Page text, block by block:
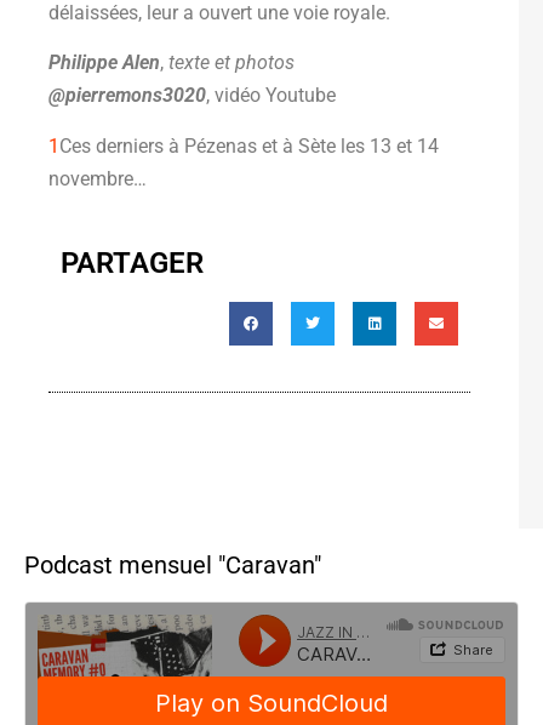
délaissées, leur a ouvert une voie royale.
Philippe Alen, texte et photos
@pierremons3020, vidéo Youtube
1 Ces derniers à Pézenas et à Sète les 13 et 14
novembre…
PARTAGER
Podcast mensuel "Caravan"